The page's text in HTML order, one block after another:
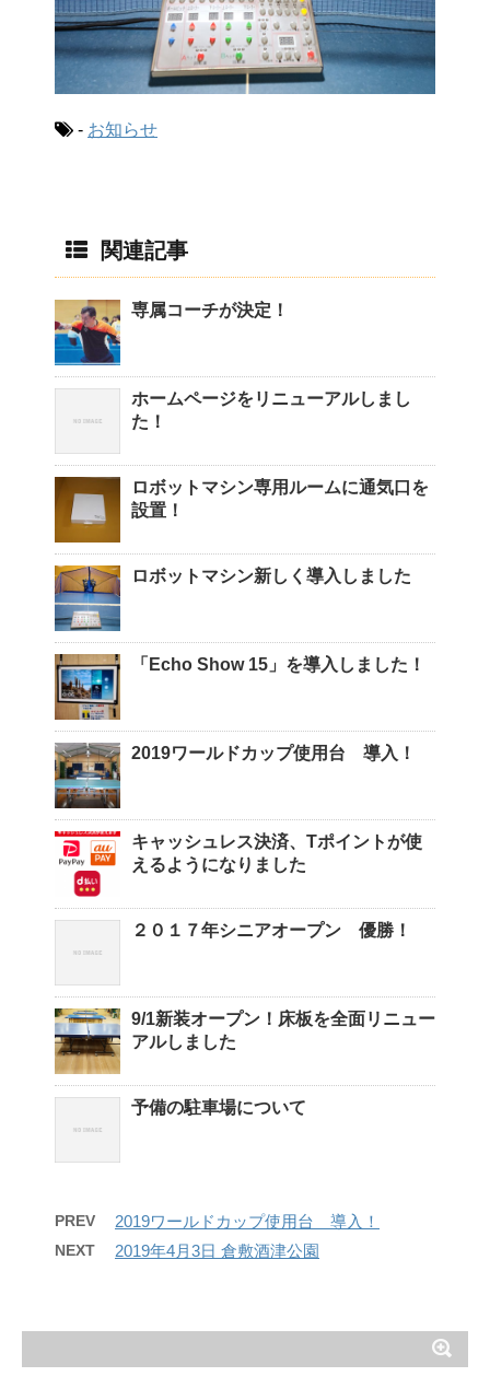
- お知らせ
関連記事
専属コーチが決定！
ホームページをリニューアルしまし
た！
ロボットマシン専用ルームに通気口を
設置！
ロボットマシン新しく導入しました
「Echo Show 15」を導入しました！
2019ワールドカップ使用台 導入！
キャッシュレス決済、Tポイントが使
えるようになりました
２０１７年シニアオープン 優勝！
9/1新装オープン！床板を全面リニュー
アルしました
予備の駐車場について
PREV 2019ワールドカップ使用台 導入！
NEXT 2019年4月3日 倉敷酒津公園